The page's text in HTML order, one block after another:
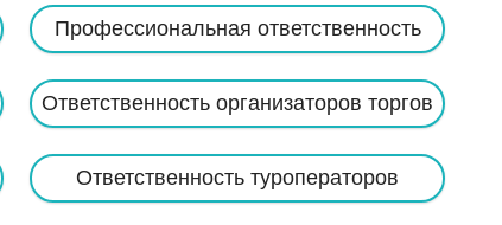
Профессиональная ответственность
Ответственность организаторов торгов
Ответственность туроператоров